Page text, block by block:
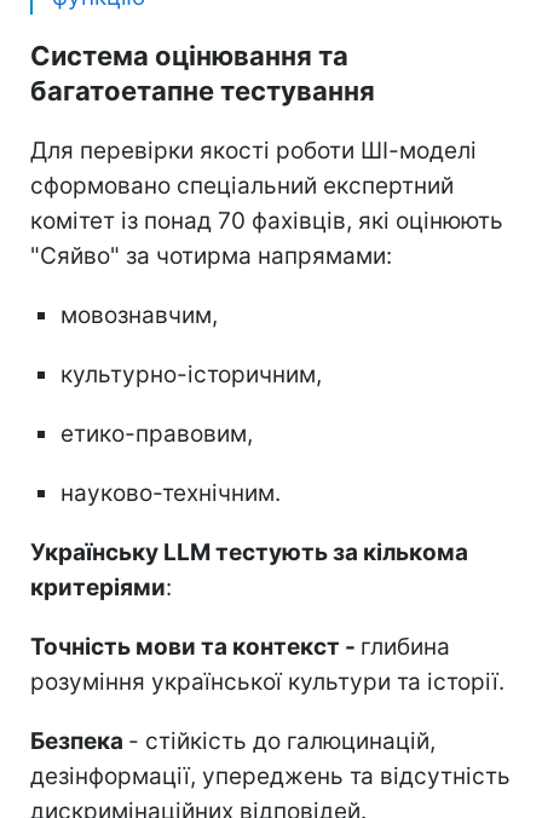
Система оцінювання та
багатоетапне тестування
Для перевірки якості роботи ШІ-моделі
сформовано спеціальний експертний
комітет із понад 70 фахівців, які оцінюють
"Сяйво" за чотирма напрямами:
мовознавчим,
культурно-історичним,
етико-правовим,
науково-технічним.
Українську LLM тестують за кількома
критеріями:
Точність мови та контекст - глибина
розуміння української культури та історії.
Безпека - стійкість до галюцинацій,
дезінформації, упереджень та відсутність
дискримінаційних відповідей.